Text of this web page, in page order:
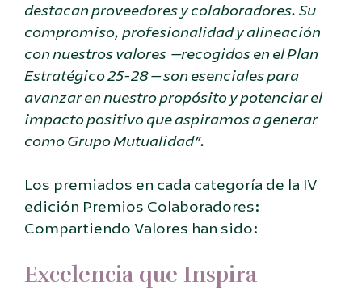
destacan proveedores y colaboradores. Su
compromiso, profesionalidad y alineación
con nuestros valores —recogidos en el Plan
Estratégico 25-28— son esenciales para
avanzar en nuestro propósito y potenciar el
impacto positivo que aspiramos a generar
como Grupo Mutualidad”.
Los premiados en cada categoría de la IV
edición Premios Colaboradores:
Compartiendo Valores han sido:
Excelencia que Inspira